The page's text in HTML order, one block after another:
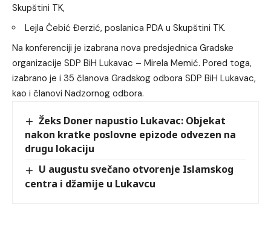
Skupštini TK,
Lejla Ćebić Đerzić, poslanica PDA u Skupštini TK.
Na konferenciji je izabrana nova predsjednica Gradske
organizacije SDP BiH Lukavac – Mirela Memić. Pored toga,
izabrano je i 35 članova Gradskog odbora SDP BiH Lukavac,
kao i članovi Nadzornog odbora.
Žeks Doner napustio Lukavac: Objekat
nakon kratke poslovne epizode odvezen na
drugu lokaciju
U augustu svečano otvorenje Islamskog
centra i džamije u Lukavcu